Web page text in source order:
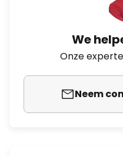
We
Onze
Neem